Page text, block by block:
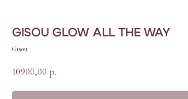
GISOU GLOW ALL THE WAY
Gisou
10900,00 р.